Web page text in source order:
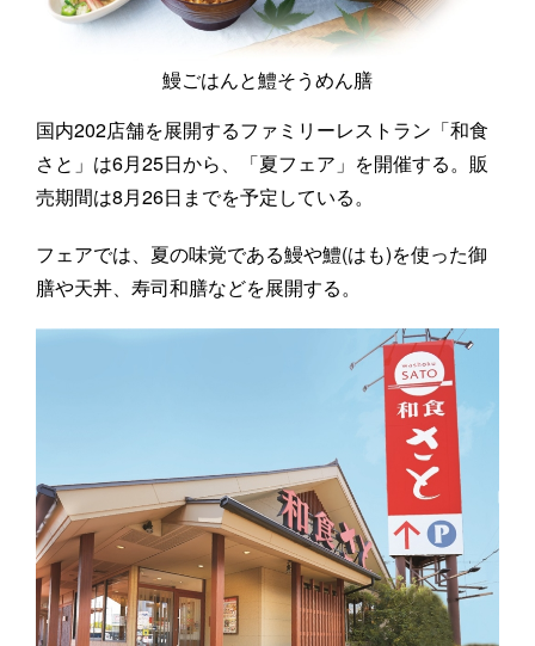
鰻ごはんと鱧そうめん膳
国内202店舗を展開するファミリーレストラン「和食
さと」は6月25日から、「夏フェア」を開催する。販
売期間は8月26日までを予定している。
フェアでは、夏の味覚である鰻や鱧(はも)を使った御
膳や天丼、寿司和膳などを展開する。